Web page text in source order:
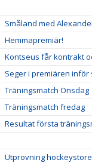
Småland med
Hemmapremiär!
Kontseus får kontrakt
Seger i premiären
Träningsmatch Onsdag
Träningsmatch fredag
Resultat första
Utprovning